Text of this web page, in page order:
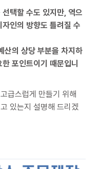
택할 수도 있지만, 역으
인의 방향도 틀려질 수
산의 상당 부분을 차지하
포인트이기 때문입니
급스럽게 만들기 위해
있는지 설명해 드리겠